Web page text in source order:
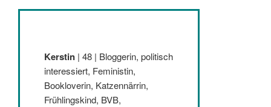
Kerstin | 48 | Bloggerin, politisch
interessiert, Feministin,
Bookloverin, Katzennärrin,
Frühlingskind, BVB,